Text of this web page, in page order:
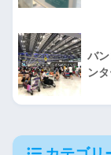
バ
ン